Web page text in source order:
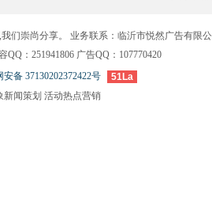
们崇尚分享。 业务联系：临沂市悦然广告有限
：251941806 广告QQ：107770420
安备 37130202372422号
51La
新闻策划 活动热点营销